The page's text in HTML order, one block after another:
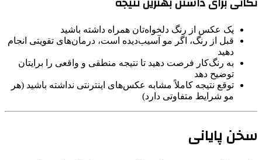
یک عکس از رنگ دلخواه‌تان همراه داشته باشید
قبل از رنگ، اگر مو آسیب‌دیده است، درمان‌های تقویتی انجام
دهید
به رنگ‌کار فرصت دهید تا نتیجه منطقی و واقعی را برایتان
توضیح دهد
توقع نتیجه کاملاً مشابه عکس‌های اینترنتی نداشته باشید (هر
مو شرایط متفاوتی دارد)
سخن پایانی